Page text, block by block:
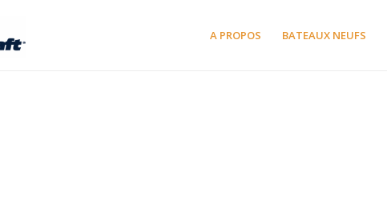
A PROPOS BATEAUX NEUFS